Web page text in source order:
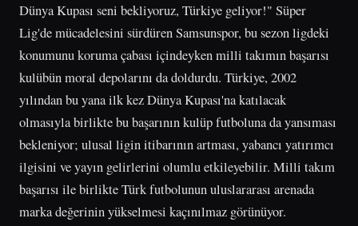
Dünya Kupası seni bekliyoruz, Türkiye geliyor!" Süper
Lig'de mücadelesini sürdüren Samsunspor, bu sezon ligdeki
konumunu koruma çabası içindeyken milli takımın başarısı
kulübün moral depolarını da doldurdu. Türkiye, 2002
yılından bu yana ilk kez Dünya Kupası'na katılacak
olmasıyla birlikte bu başarının kulüp futboluna da yansıması
bekleniyor; ulusal ligin itibarının artması, yabancı yatırımcı
ilgisini ve yayın gelirlerini olumlu etkileyebilir. Milli takım
başarısı ile birlikte Türk futbolunun uluslararası arenada
marka değerinin yükselmesi kaçınılmaz görünüyor.